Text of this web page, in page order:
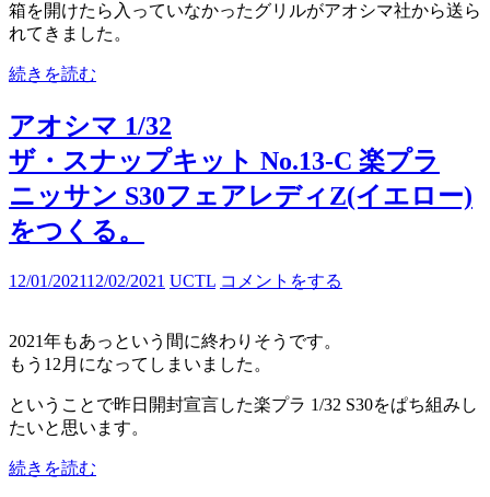
箱を開けたら入っていなかったグリルがアオシマ社から送ら
れてきました。
続きを読む
アオシマ 1/32
ザ・スナップキット No.13-C 楽プラ
ニッサン S30フェアレディZ(イエロー)
をつくる。
12/01/202112/02/2021 UCTL コメントをする
2021年もあっという間に終わりそうです。
もう12月になってしまいました。
ということで昨日開封宣言した楽プラ 1/32 S30をぱち組みし
たいと思います。
続きを読む